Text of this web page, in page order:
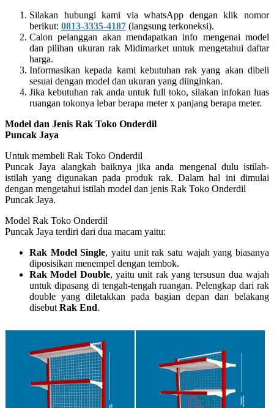
Silakan hubungi kami via whatsApp dengan klik nomor
berikut: 0813-3335-4187 (langsung terkoneksi).
Calon pelanggan akan mendapatkan info mengenai model
dan pilihan ukuran rak Midimarket untuk mengetahui daftar
harga.
Informasikan kepada kami kebutuhan rak yang akan dibeli
sesuai dengan model dan ukuran yang diinginkan.
Jika kebutuhan rak anda untuk full toko, silakan infokan luas
ruangan tokonya lebar berapa meter x panjang berapa meter.
Model dan Jenis Rak Toko Onderdil
Puncak Jaya
Untuk membeli Rak Toko Onderdil
Puncak Jaya alangkah baiknya jika anda mengenal dulu istilah-
istilah yang digunakan pada produk rak. Dalam hal ini dimulai
dengan mengetahui istilah model dan jenis Rak Toko Onderdil
Puncak Jaya.
Model Rak Toko Onderdil
Puncak Jaya terdiri dari dua macam yaitu:
Rak Model Single, yaitu unit rak satu wajah yang biasanya
diposisikan menempel dengan tembok.
Rak Model Double, yaitu unit rak yang tersusun dua wajah
untuk dipasang di tengah-tengah ruangan. Pelengkap dari rak
double yang diletakkan pada bagian depan dan belakang
disebut Rak End.